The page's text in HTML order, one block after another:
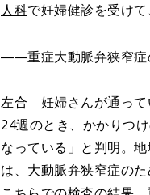
人科で妊婦健診を受け
――重症大動脈弁狭窄症
左合 妊婦さんが通って
24週のとき、かかりつ
なっている」と判明。
は、大動脈弁狭窄症の